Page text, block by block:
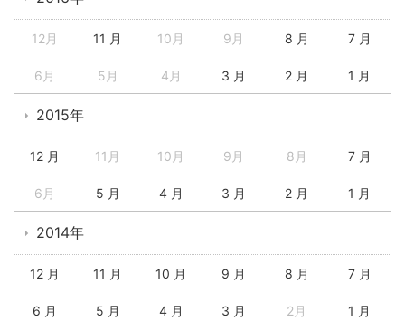
12月 11 月 10月 9月 8 月 7 月
6月 5月 4月 3 月 2 月 1 月
2015年
12 月 11月 10月 9月 8月 7 月
6月 5 月 4 月 3 月 2 月 1 月
2014年
12 月 11 月 10 月 9 月 8 月 7 月
6 月 5 月 4 月 3 月 2月 1 月